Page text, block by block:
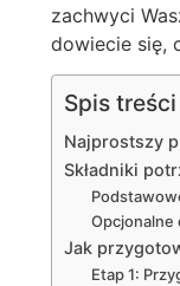
zachwyci
dowiecie się,
Spis treści
Najprostszy
Składniki
Opcjonalne
Jak
Etap 1: